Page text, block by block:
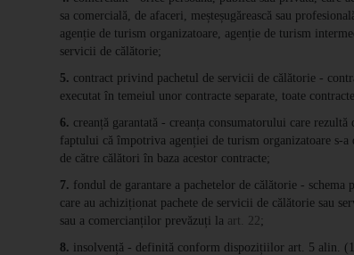
sa comercială, de afaceri, meșteșugărească sau
agenție de turism organizatoare, agenție de turism
servicii de călătorie;
5. contract privind pachetul de servicii de călătorie -
executat în temeiul unor contracte separate, toate
6. creanță garantată - creanța consumatorului care
faptului că împotriva agenției de turism organizatoare s-
de către călători în baza acestor contracte;
7. fondul de garantare a pachetelor de călătorie -
care au achiziționat pachete de servicii de călătorie sau
sau a comercianților prevăzuți la art. 22;
8. insolvență - definită conform dispozițiilor art. 5 alin.